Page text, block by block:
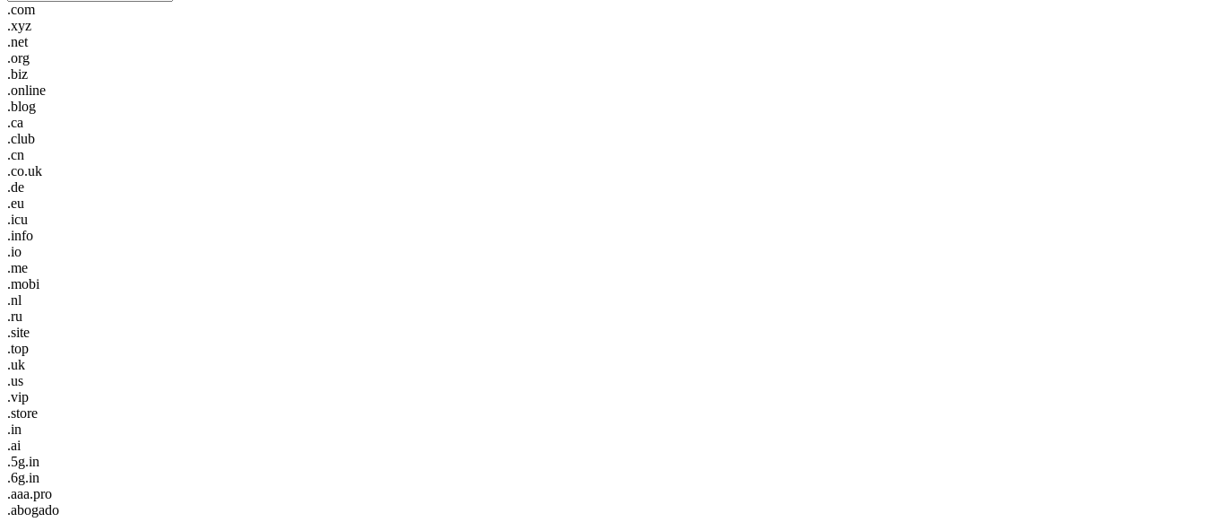
.com
.xyz
.net
.org
.biz
.online
.blog
.ca
.club
.cn
.co.uk
.de
.eu
.icu
.info
.io
.me
.mobi
.nl
.ru
.site
.top
.uk
.us
.vip
.store
.in
.ai
.5g.in
.6g.in
.aaa.pro
.abogado